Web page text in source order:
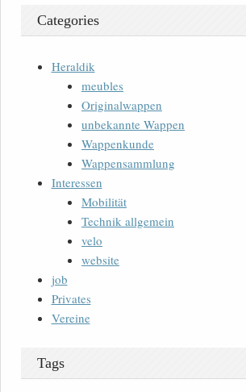
Categories
Heraldik
meubles
Originalwappen
unbekannte Wappen
Wappenkunde
Wappensammlung
Interessen
Mobilität
Technik allgemein
velo
website
job
Privates
Vereine
Tags